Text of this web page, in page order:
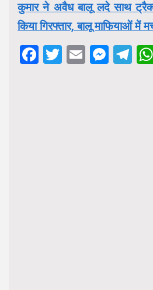
कुमार ने अवैध बालू लदे साथ
किया गिरफ्तार, बालू माफियाओं में
Facebook
Twitter
Email